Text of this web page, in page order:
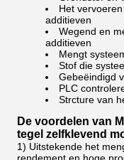
Het
additieven
Wegend en
additieven
Mengt
Stof die
Gebeëindigd
PLC
Strcture van
De voordelen van
tegel zelfklevend
1) Uitstekende het